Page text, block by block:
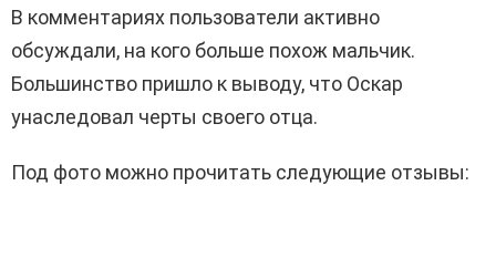
В комментариях пользователи активно
обсуждали, на кого больше похож мальчик.
Большинство пришло к выводу, что Оскар
унаследовал черты своего отца.
Под фото можно прочитать следующие отзывы: